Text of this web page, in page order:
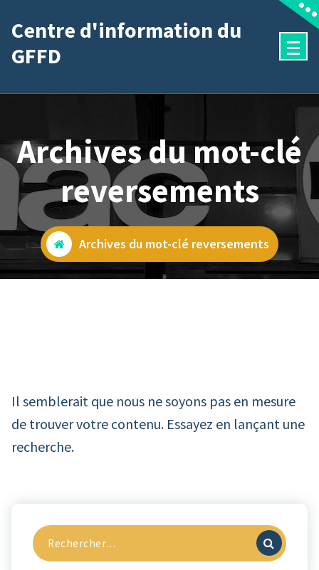
au
contenu
Centre d'information du
GFFD
Archives du mot-clé
reversements
Archives du mot-clé reversements
Il semblerait que nous ne soyons pas en mesure
de trouver votre contenu. Essayez en lançant une
recherche.
Recherche
pour :